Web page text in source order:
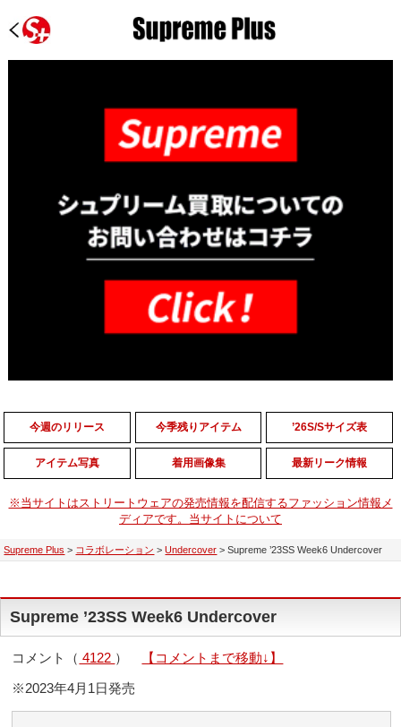
今週のリリース 今季残りアイテム ’26S/Sサイズ表
アイテム写真 着用画像集 最新リーク情報
※当サイトはストリートウェアの発売情報を配信するファッション情報メ
ディアです。当サイトについて
Supreme Plus > コラボレーション >Undercover >Supreme ’23SS Week6 Undercover
Supreme ’23SS Week6 Undercover
コメント（ 4122 ）
【コメントまで移動↓】
※2023年4月1日発売